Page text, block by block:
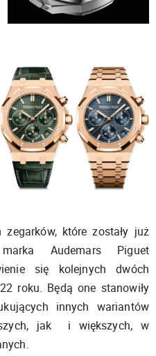
które zostały już
Audemars Piguet
się kolejnych dwóch
roku. Będą one stanowiły
innych wariantów
jak i większych, w